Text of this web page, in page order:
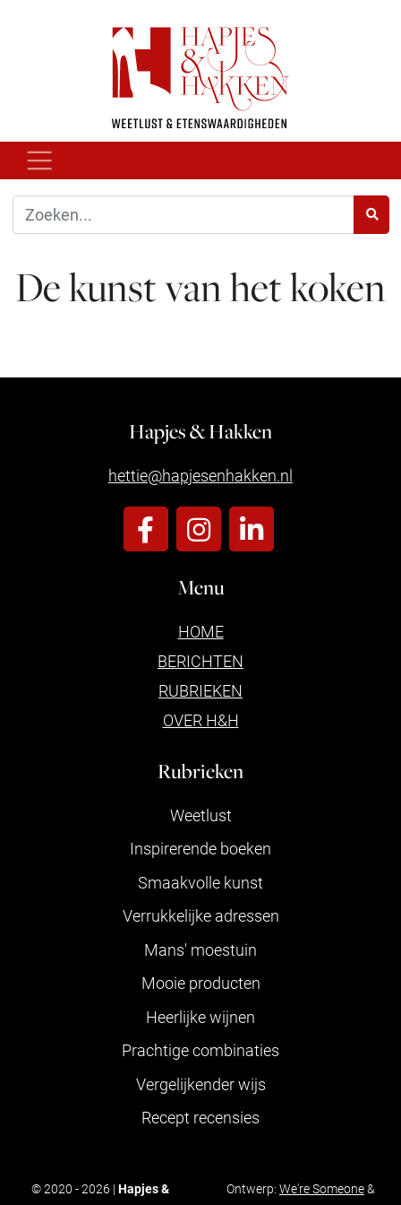
De kunst van het koken
Hapjes & Hakken
hettie@hapjesenhakken.nl
Menu
HOME
BERICHTEN
RUBRIEKEN
OVER H&H
Rubrieken
Weetlust
Inspirerende boeken
Smaakvolle kunst
Verrukkelijke adressen
Mans' moestuin
Mooie producten
Heerlijke wijnen
Prachtige combinaties
Vergelijkender wijs
Recept recensies
© 2020 - 2026 | Hapjes &
Ontwerp: We're Someone&